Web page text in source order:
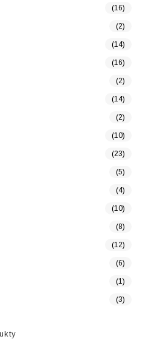
(16)
(2)
(14)
(16)
(2)
(14)
(2)
(10)
(23)
(5)
(4)
(10)
(8)
(12)
(6)
(1)
(3)